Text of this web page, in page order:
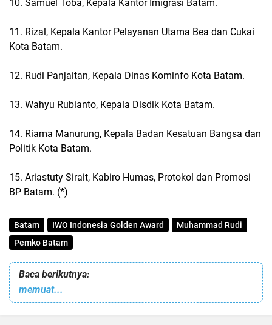
10. Samuel Toba, Kepala Kantor Imigrasi Batam.
11. Rizal, Kepala Kantor Pelayanan Utama Bea dan Cukai
Kota Batam.
12. Rudi Panjaitan, Kepala Dinas Kominfo Kota Batam.
13. Wahyu Rubianto, Kepala Disdik Kota Batam.
14. Riama Manurung, Kepala Badan Kesatuan Bangsa dan
Politik Kota Batam.
15. Ariastuty Sirait, Kabiro Humas, Protokol dan Promosi
BP Batam. (*)
Batam IWO Indonesia Golden Award
Muhammad Rudi
Pemko Batam
Baca berikutnya:
memuat...